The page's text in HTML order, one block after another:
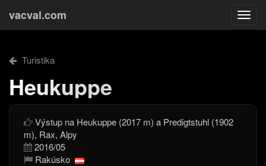
vacval.com
Turistika
Heukuppe
Výstup na Heukuppe (2017 m) a Predigtstuhl (1902
m), Rax, Alpy
2016/05
Rakúsko